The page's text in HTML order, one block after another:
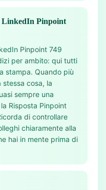
LinkedIn Pinpoint
Pinpoint 749
per ambito: qui tutti
stampa. Quando più
cosa, la
sempre una
Risposta Pinpoint
di controllare
chiaramente alla
hai in mente prima di